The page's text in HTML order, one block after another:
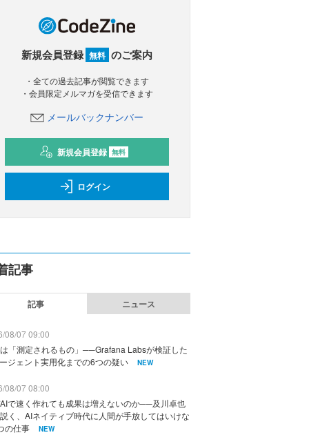
新規会員登録 無料 のご案内
・全ての過去記事が閲覧できます
・会員限定メルマガを受信できます
メールバックナンバー
新規会員登録 無料
ログイン
記事
記事 ニュース
08/07 09:00
「測定されるもの」──Grafana Labsが検証した
ジェント実用化までの6つの疑い
NEW
08/07 08:00
で速く作れても成果は増えないのか──及川卓也
く、AIネイティブ時代に人間が手放してはいけな
の仕事
NEW